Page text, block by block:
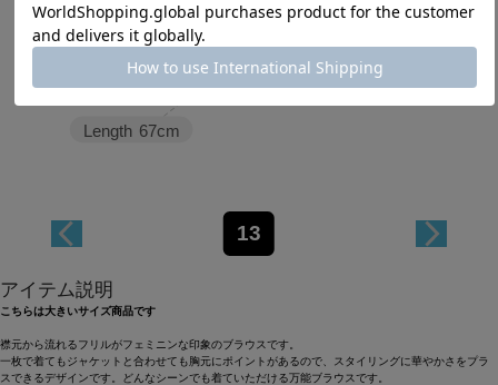
Length 67cm
13
アイテム説明
こちらは大きいサイズ商品です
襟元から流れるフリルがフェミニンな印象のブラウスです。
一枚で着てもジャケットと合わせても胸元にポイントがあるので、スタイリングに華やかさをプラ
スできるデザインです。どんなシーンでも着ていただける万能ブラウスです。